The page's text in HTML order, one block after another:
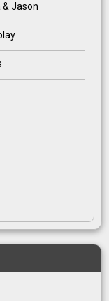
& Jason